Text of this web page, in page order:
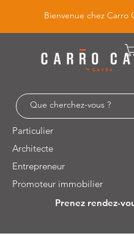
Bienvenue chez Carro
Particulier
Architecte
Entrepreneur
Promoteur immobilier
Prenez rendez-